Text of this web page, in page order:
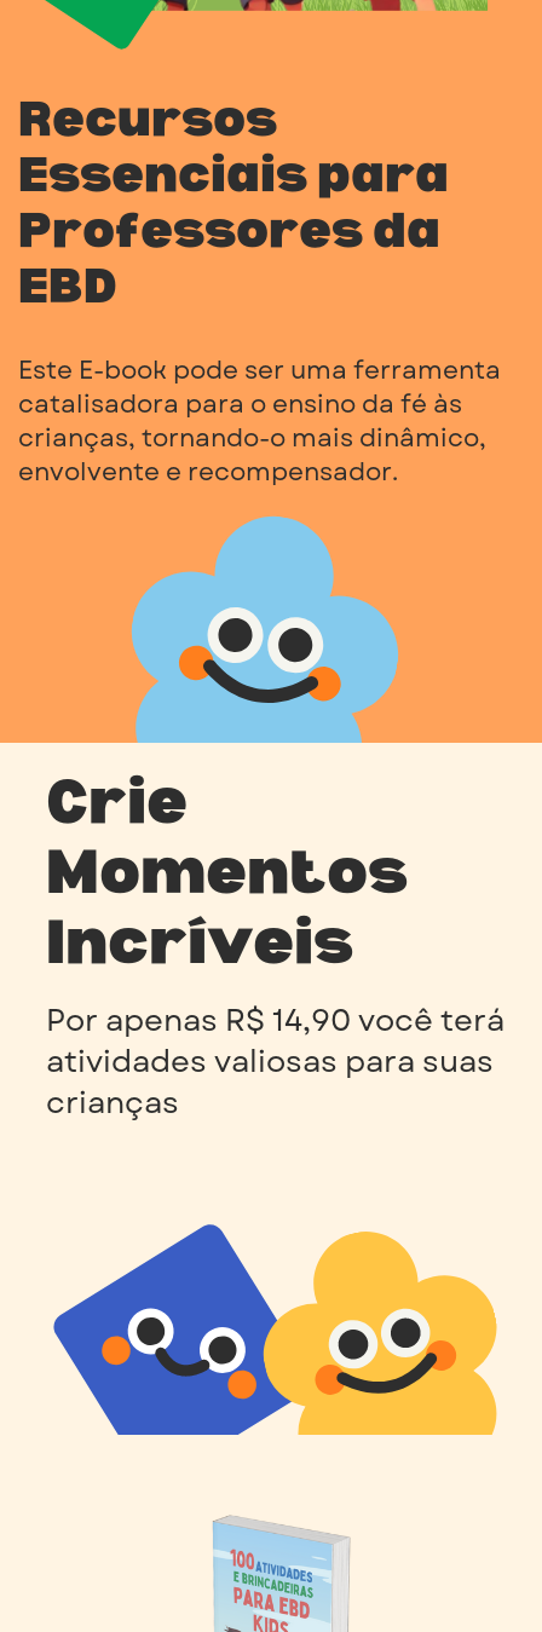
Recursos
Essenciais para
Professores da
EBD
Este E-book pode ser uma ferramenta
catalisadora para o ensino da fé às
crianças, tornando-o mais dinâmico,
envolvente e recompensador.
Crie
Momentos
Incríveis
Por apenas R$ 14,90 você terá
atividades valiosas para suas
crianças